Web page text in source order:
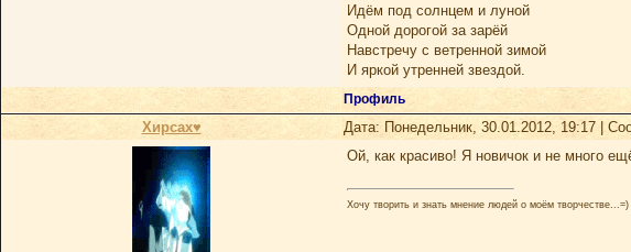
Идём под солнцем и луной
Одной дорогой за зарёй
Навстречу с ветренной зимой
И яркой утренней звездой.
Профиль
Хирсах♥ Дата: Понедельник, 30.01.2012, 19:17 |
Ой, как красиво! Я новичок и не много
Хочу творить и знать мнение людей о моём творчестве...=)